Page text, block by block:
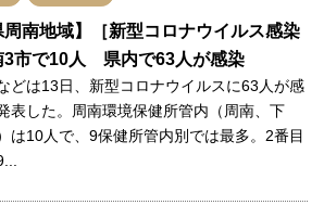
周南地域】［新型コロナウイルス感染
3市で10人 県内で63人が感染
どは13日、新型コロナウイルスに63人が感
表した。周南環境保健所管内（周南、下
は10人で、9保健所管内別では最多。2番目